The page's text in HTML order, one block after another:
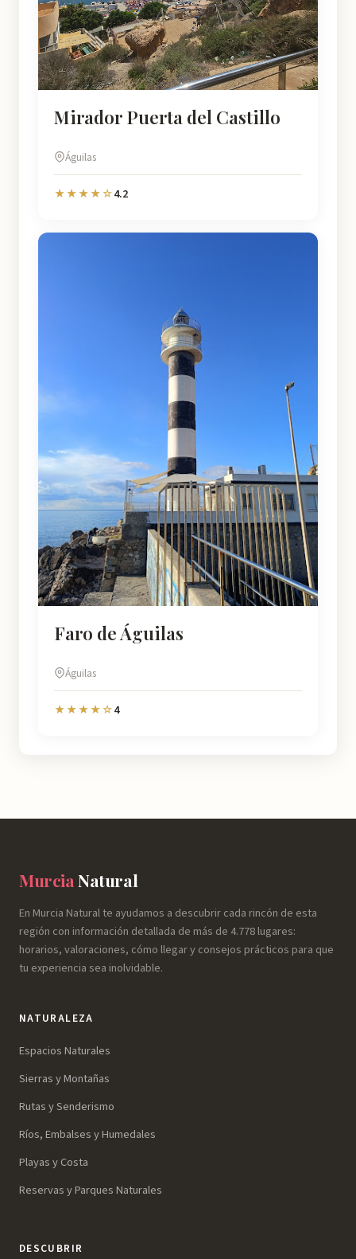
Mirador Puerta del Castillo
Águilas
★★★★☆4.2
Faro de Águilas
Águilas
★★★★☆4
Murcia Natural
En Murcia Natural te ayudamos a descubrir cada rincón de esta
región con información detallada de más de 4.778 lugares:
horarios, valoraciones, cómo llegar y consejos prácticos para que
tu experiencia sea inolvidable.
NATURALEZA
Espacios Naturales
Sierras y Montañas
Rutas y Senderismo
Ríos, Embalses y Humedales
Playas y Costa
Reservas y Parques Naturales
DESCUBRIR